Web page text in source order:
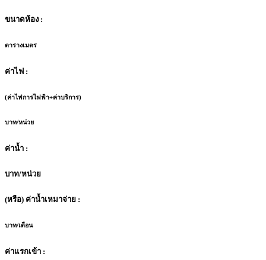
ขนาดห้อง :
ตารางเมตร
ค่าไฟ :
(ค่าไฟการไฟฟ้า+ค่าบริการ)
บาท/หน่วย
ค่าน้ำ :
บาท/หน่วย
(หรือ) ค่าน้ำเหมาจ่าย :
บาท/เดือน
ค่าแรกเข้า :